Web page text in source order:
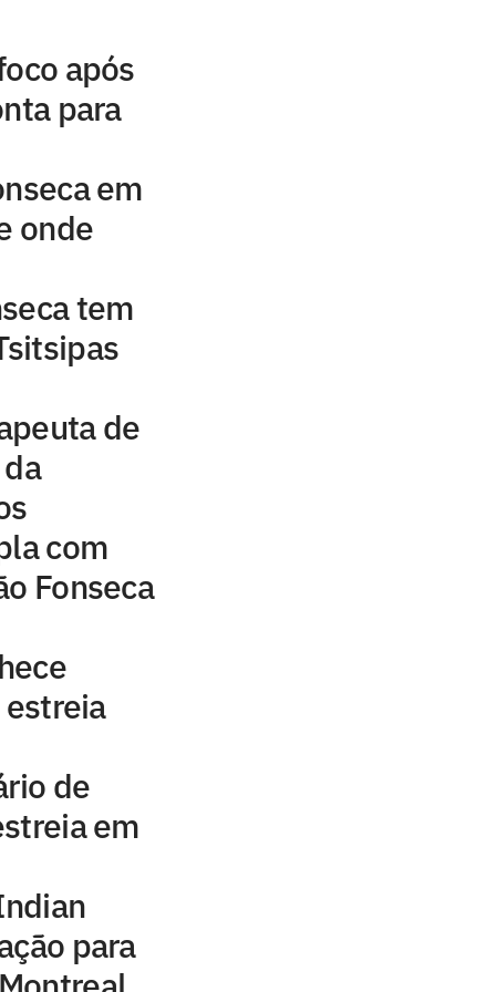
após
para
em
onde
tem
de
com
Fonseca
estreia
de
em
para